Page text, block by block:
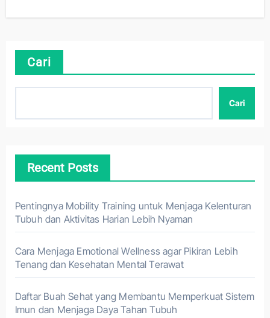
Cari
Cari
Recent Posts
Pentingnya Mobility Training untuk Menjaga Kelenturan
Tubuh dan Aktivitas Harian Lebih Nyaman
Cara Menjaga Emotional Wellness agar Pikiran Lebih
Tenang dan Kesehatan Mental Terawat
Daftar Buah Sehat yang Membantu Memperkuat Sistem
Imun dan Menjaga Daya Tahan Tubuh